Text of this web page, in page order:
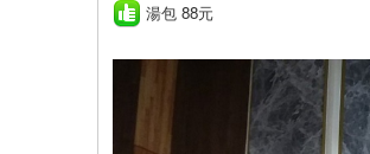
湯包 88元